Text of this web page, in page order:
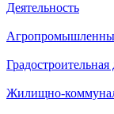
Деятельность
Жилищно-